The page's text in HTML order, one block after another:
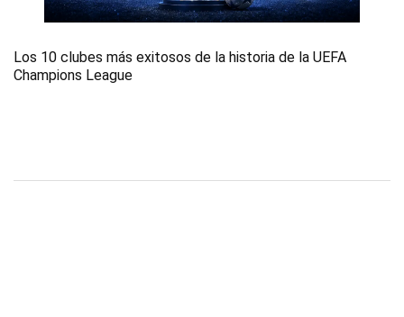
Los 10 clubes más exitosos de la historia de la UEFA
Champions League